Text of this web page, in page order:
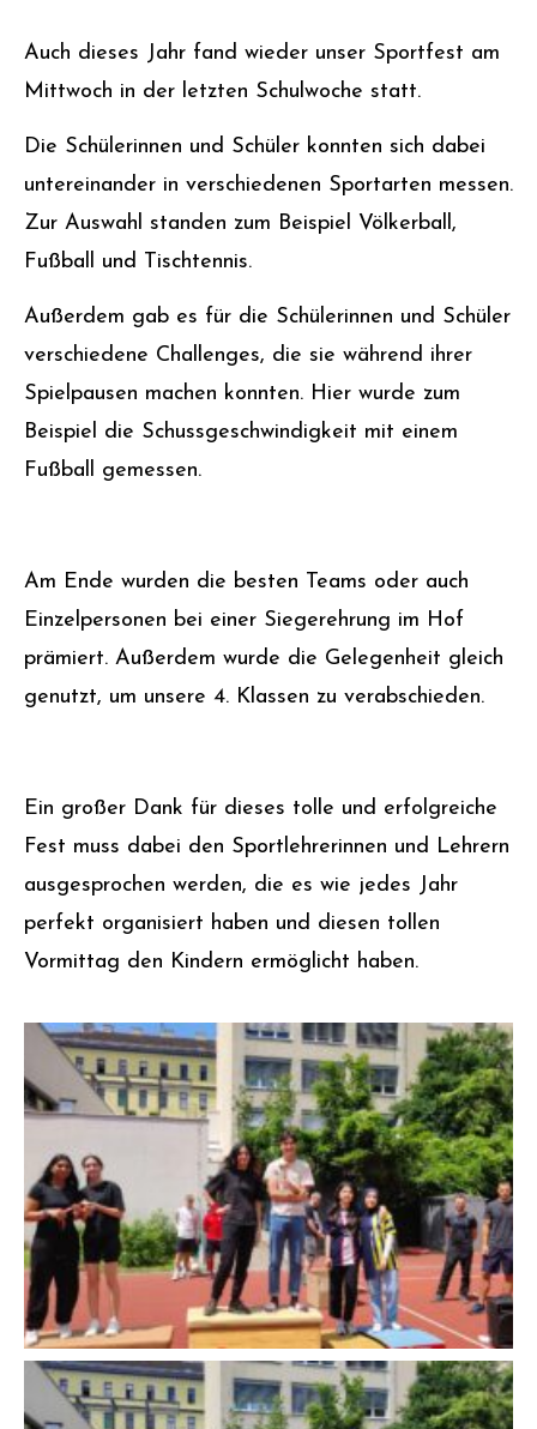
Auch dieses Jahr fand wieder unser Sportfest am
Mittwoch in der letzten Schulwoche statt.
Die Schülerinnen und Schüler konnten sich dabei
untereinander in verschiedenen Sportarten messen.
Zur Auswahl standen zum Beispiel Völkerball,
Fußball und Tischtennis.
Außerdem gab es für die Schülerinnen und Schüler
verschiedene Challenges, die sie während ihrer
Spielpausen machen konnten. Hier wurde zum
Beispiel die Schussgeschwindigkeit mit einem
Fußball gemessen.
Am Ende wurden die besten Teams oder auch
Einzelpersonen bei einer Siegerehrung im Hof
prämiert. Außerdem wurde die Gelegenheit gleich
genutzt, um unsere 4. Klassen zu verabschieden.
Ein großer Dank für dieses tolle und erfolgreiche
Fest muss dabei den Sportlehrerinnen und Lehrern
ausgesprochen werden, die es wie jedes Jahr
perfekt organisiert haben und diesen tollen
Vormittag den Kindern ermöglicht haben.